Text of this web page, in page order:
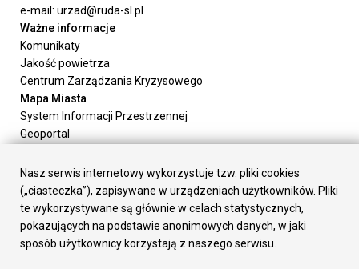
e-mail: urzad@ruda-sl.pl
Ważne informacje
Komunikaty
Jakość powietrza
Centrum Zarządzania Kryzysowego
Mapa Miasta
System Informacji Przestrzennej
Geoportal
Załatw sprawę
Prezydent Miasta
Rada Miasta
Wydziały
Elektroniczna Skrzynka Podawcza
Nasz serwis internetowy wykorzystuje tzw. pliki cookies
(„ciasteczka”), zapisywane w urządzeniach użytkowników. Pliki
te wykorzystywane są głównie w celach statystycznych,
pokazujących na podstawie anonimowych danych, w jaki
sposób użytkownicy korzystają z naszego serwisu.